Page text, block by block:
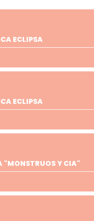
ECLIPSA
ECLIPSA
"MONSTRUOS Y CIA"